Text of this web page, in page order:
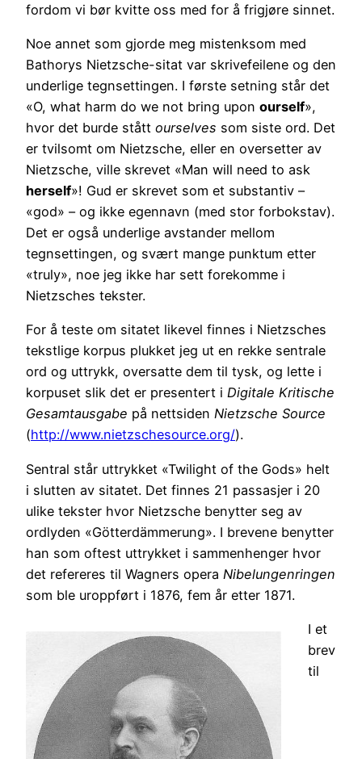
fordom vi bør kvitte oss med for å frigjøre sinnet.
Noe annet som gjorde meg mistenksom med
Bathorys Nietzsche-sitat var skrivefeilene og den
underlige tegnsettingen. I første setning står det
«O, what harm do we not bring upon ourself»,
hvor det burde stått ourselves som siste ord. Det
er tvilsomt om Nietzsche, eller en oversetter av
Nietzsche, ville skrevet «Man will need to ask
herself»! Gud er skrevet som et substantiv –
«god» – og ikke egennavn (med stor forbokstav).
Det er også underlige avstander mellom
tegnsettingen, og svært mange punktum etter
«truly», noe jeg ikke har sett forekomme i
Nietzsches tekster.
For å teste om sitatet likevel finnes i Nietzsches
tekstlige korpus plukket jeg ut en rekke sentrale
ord og uttrykk, oversatte dem til tysk, og lette i
korpuset slik det er presentert i Digitale Kritische
Gesamtausgabe på nettsiden Nietzsche Source
(http://www.nietzschesource.org/).
Sentral står uttrykket «Twilight of the Gods» helt
i slutten av sitatet. Det finnes 21 passasjer i 20
ulike tekster hvor Nietzsche benytter seg av
ordlyden «Götterdämmerung». I brevene benytter
han som oftest uttrykket i sammenhenger hvor
det refereres til Wagners opera Nibelungenringen
som ble uroppført i 1876, fem år etter 1871.
I et
brev
til